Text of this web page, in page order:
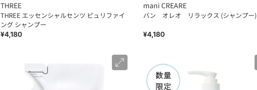
THREE
THREE エッセンシャルセンツ ピュリファイ
ング シャンプー
¥4,180
mani CREARE
バン オレオ リラックス (シャンプー)
¥4,180